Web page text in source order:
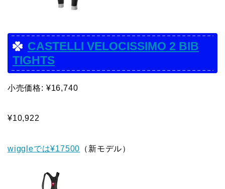
CASTELLI VELOCISSIMO 2 BIB
TIGHTS
小売価格: ¥16,740
¥10,922
wiggleでは¥17500 （新モデル）